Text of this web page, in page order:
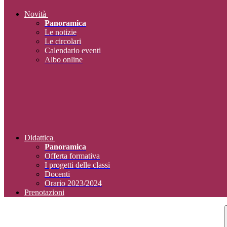
Novità
Panoramica
Le notizie
Le circolari
Calendario eventi
Albo online
Didattica
Panoramica
Offerta formativa
I progetti delle classi
Docenti
Orario 2023/2024
Prenotazioni